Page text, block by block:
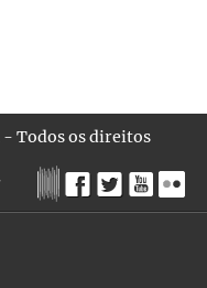
- Todos os direitos